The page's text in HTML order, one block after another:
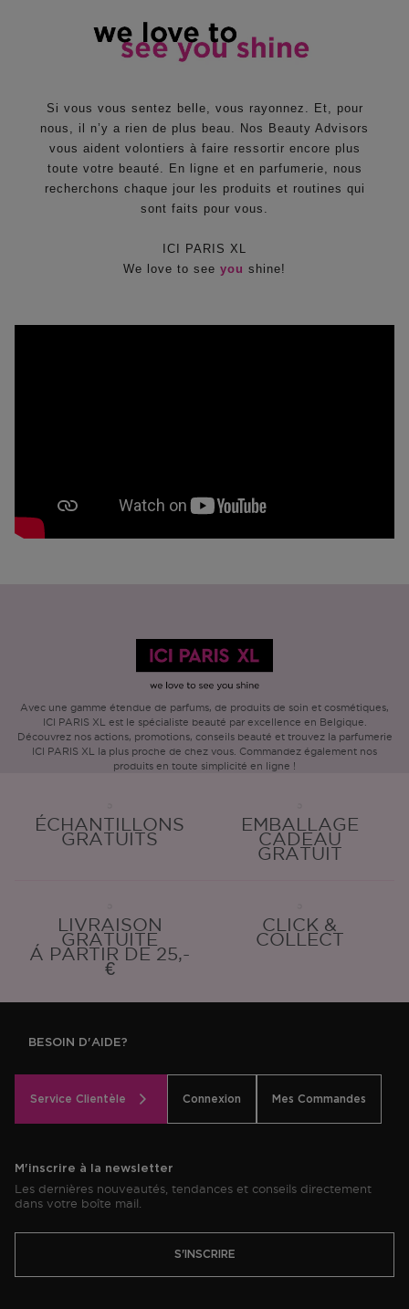
Si vous vous sentez belle, vous rayonnez. Et, pour
nous, il n’y a rien de plus beau. Nos Beauty Advisors
vous aident volontiers à faire ressortir encore plus
toute votre beauté. En ligne et en parfumerie, nous
recherchons chaque jour les produits et routines qui
sont faits pour vous.
ICI PARIS XL
We love to see you shine!
Avec une gamme étendue de parfums, de produits de soin et cosmétiques,
ICI PARIS XL est le spécialiste beauté par excellence en Belgique.
Découvrez nos actions, promotions, conseils beauté et trouvez la parfumerie
ICI PARIS XL la plus proche de chez vous. Commandez également nos
produits en toute simplicité en ligne !
ÉCHANTILLONS
GRATUITS
EMBALLAGE
CADEAU
GRATUIT
LIVRAISON
GRATUITE
Á PARTIR DE 25,-
€
CLICK &
COLLECT
BESOIN D'AIDE?
Service Clientèle Connexion Mes Commandes
M'inscrire à la newsletter
Les dernières nouveautés, tendances et conseils directement
dans votre boîte mail.
S'INSCRIRE